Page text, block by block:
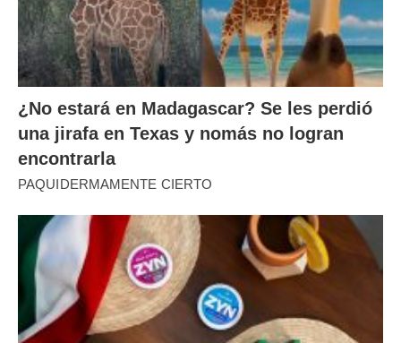
¿No estará en Madagascar? Se les perdió
una jirafa en Texas y nomás no logran
encontrarla
PAQUIDERMAMENTE CIERTO